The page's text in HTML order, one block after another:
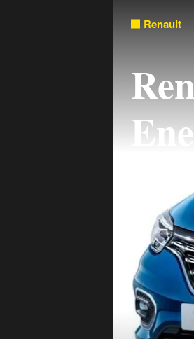
Renault